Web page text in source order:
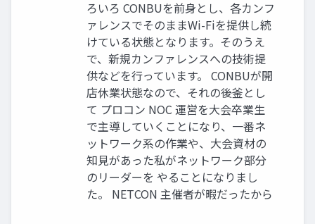
ろいろ CONBUを前身とし、各カンフ
ァレンスでそのままWi-Fiを提供し続
けている状態となります。そのうえ
で、新規カンファレンスへの技術提
供などを行っています。 CONBUが開
店休業状態なので、それの後釜とし
て プロコン NOC 運営を大会卒業生
で主導していくことになり、一番ネ
ットワーク系の作業や、大会資材の
知見があった私がネットワーク部分
のリーダーを やることになりまし
た。 NETCON 主催者が暇だったから